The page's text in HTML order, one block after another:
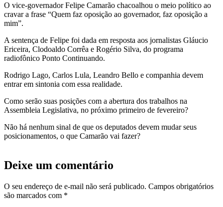
O vice-governador Felipe Camarão chacoalhou o meio político ao
cravar a frase “Quem faz oposição ao governador, faz oposição a
mim”.
A sentença de Felipe foi dada em resposta aos jornalistas Gláucio
Ericeira, Clodoaldo Corrêa e Rogério Silva, do programa
radiofônico Ponto Continuando.
Rodrigo Lago, Carlos Lula, Leandro Bello e companhia devem
entrar em sintonia com essa realidade.
Como serão suas posições com a abertura dos trabalhos na
Assembleia Legislativa, no próximo primeiro de fevereiro?
Não há nenhum sinal de que os deputados devem mudar seus
posicionamentos, o que Camarão vai fazer?
Deixe um comentário
O seu endereço de e-mail não será publicado. Campos obrigatórios
são marcados com *